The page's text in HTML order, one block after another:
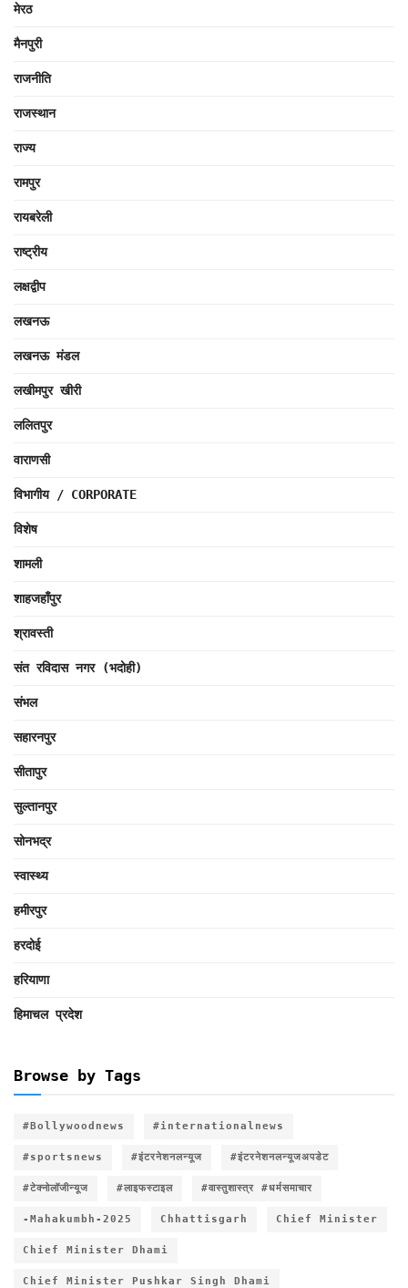
मेरठ
मैनपुरी
राजनीति
राजस्थान
राज्य
रामपुर
रायबरेली
राष्ट्रीय
लक्षद्वीप
लखनऊ
लखनऊ मंडल
लखीमपुर खीरी
ललितपुर
वाराणसी
विभागीय / CORPORATE
विशेष
शामली
शाहजहाँपुर
श्रावस्ती
संत रविदास नगर (भदोही)
संभल
सहारनपुर
सीतापुर
सुल्तानपुर
सोनभद्र
स्वास्थ्य
हमीरपुर
हरदोई
हरियाणा
हिमाचल प्रदेश
Browse by Tags
#Bollywoodnews #internationalnews
#sportsnews #इंटरनेशनलन्यूज #इंटरनेशनलन्यूजअपडेट
#टेक्नोलॉजीन्यूज #लाइफस्टाइल #वास्तुशास्त्र #धर्मसमाचार
-Mahakumbh-2025 Chhattisgarh Chief Minister
Chief Minister Dhami
Chief Minister Pushkar Singh Dhami